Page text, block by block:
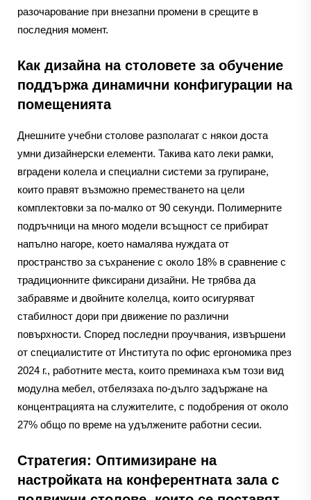
разочарование при внезапни промени в срещите в
последния момент.
Как дизайна на столовете за обучение
поддържа динамични конфигурации на
помещенията
Днешните учебни столове разполагат с някои доста
умни дизайнерски елементи. Такива като леки рамки,
вградени колела и специални системи за групиране,
които правят възможно преместването на цели
комплектовки за по-малко от 90 секунди. Полимерните
подръчници на много модели всъщност се прибират
напълно нагоре, което намалява нуждата от
пространство за съхранение с около 18% в сравнение с
традиционните фиксирани дизайни. Не трябва да
забравяме и двойните колелца, които осигуряват
стабилност дори при движение по различни
повърхности. Според последни проучвания, извършени
от специалистите от Института по офис ергономика през
2024 г., работните места, които преминаха към този вид
модулна мебел, отбелязаха по-дълго задържане на
концентрацията на служителите, с подобрения от около
27% общо по време на удължените работни сесии.
Стратегия: Оптимизиране на
настройката на конферентната зала с